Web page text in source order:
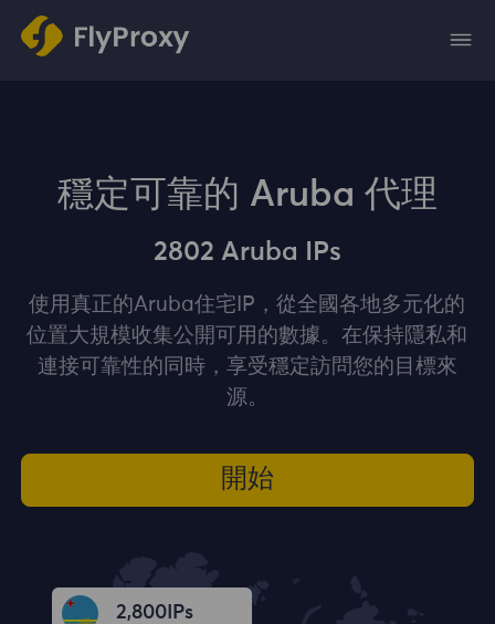
穩定可靠的 Aruba 代理
2802 Aruba IPs
使用真正的Aruba住宅IP，從全國各地多元化的
位置大規模收集公開可用的數據。在保持隱私和
連接可靠性的同時，享受穩定訪問您的目標來
源。
開始
2,802IPs